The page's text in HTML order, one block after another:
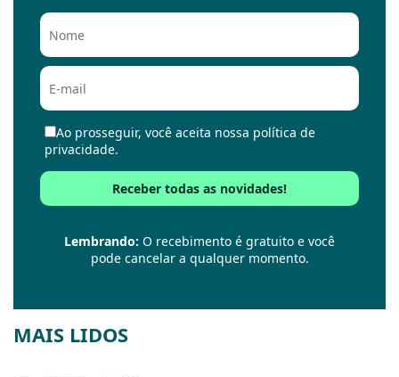
Ao prosseguir, você aceita nossa política de
privacidade.
Lembrando: O recebimento é gratuito e você
pode cancelar a qualquer momento.
MAIS LIDOS